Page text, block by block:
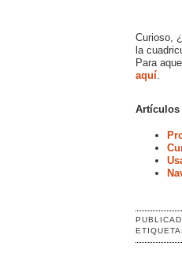
Curioso,
la
Para
aquí
Artículos